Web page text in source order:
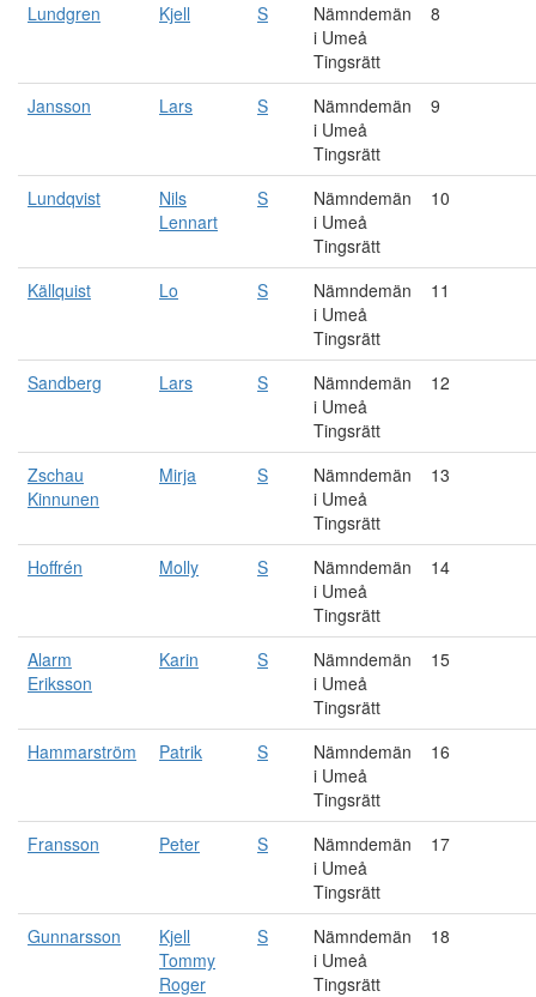
Lundgren Kjell S
Nämndemän
i Umeå
Tingsrätt
8
Jansson Lars S
Nämndemän
i Umeå
Tingsrätt
9
Lundqvist
Nils
Lennart
S
Nämndemän
i Umeå
Tingsrätt
10
Källquist Lo S
Nämndemän
i Umeå
Tingsrätt
11
Sandberg Lars S
Nämndemän
i Umeå
Tingsrätt
12
Zschau
Kinnunen
Mirja S
Nämndemän
i Umeå
Tingsrätt
13
Hoffrén Molly S
Nämndemän
i Umeå
Tingsrätt
14
Alarm
Eriksson
Karin S
Nämndemän
i Umeå
Tingsrätt
15
Hammarström Patrik S
Nämndemän
i Umeå
Tingsrätt
16
Fransson Peter S
Nämndemän
i Umeå
Tingsrätt
17
Gunnarsson
Kjell
Tommy
Roger
S
Nämndemän
i Umeå
Tingsrätt
18